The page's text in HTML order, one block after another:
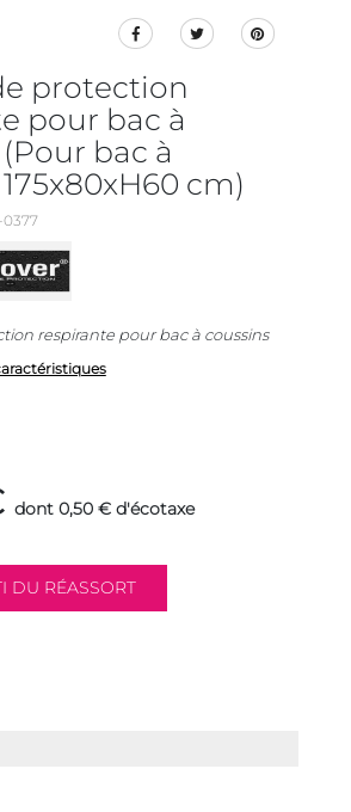
protection
pour bac à
bac à
cm)
0377
respirante pour bac à coussins
dont 0,50 € d'écotaxe